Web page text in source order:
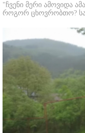
"ჩვენი მერი ამოვიდა
როგორ ცხოვრობთო?